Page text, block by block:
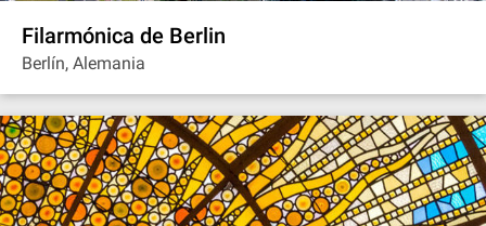
Filarmónica de Berlin
Berlín, Alemania